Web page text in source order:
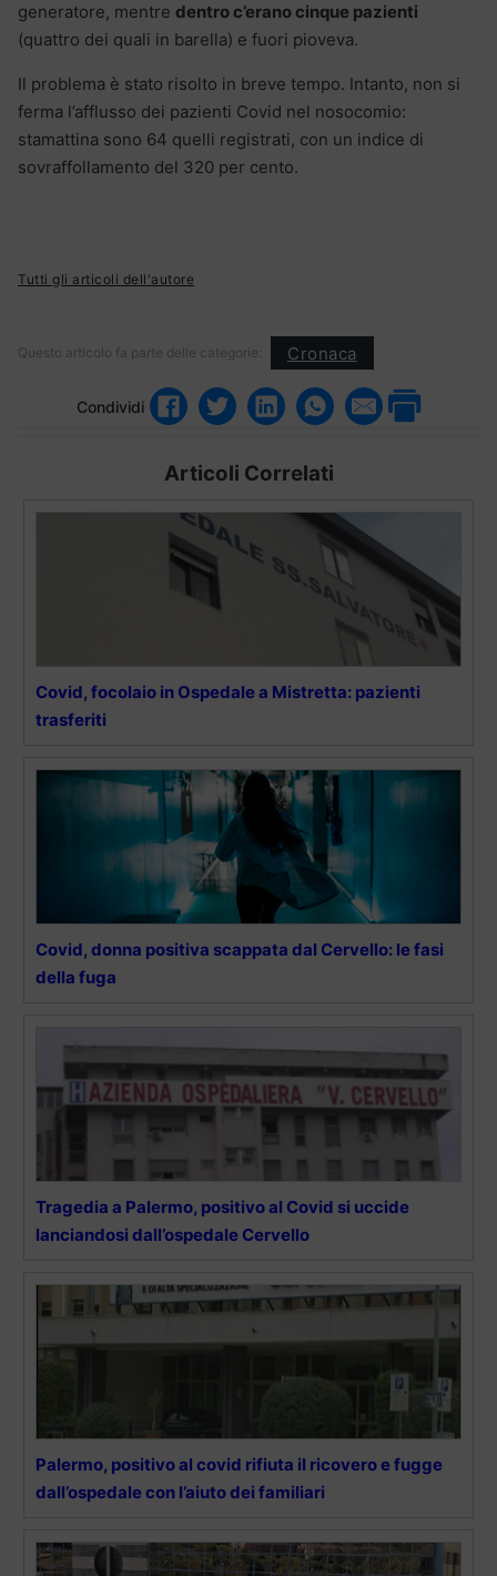
generatore, mentre dentro c’erano cinque pazienti
(quattro dei quali in barella) e fuori pioveva.
Il problema è stato risolto in breve tempo. Intanto, non si
ferma l’afflusso dei pazienti Covid nel nosocomio:
stamattina sono 64 quelli registrati, con un indice di
sovraffollamento del 320 per cento.
Tutti gli articoli dell'autore
Questo articolo fa parte delle categorie: Cronaca
Condividi
Articoli Correlati
Covid, focolaio in Ospedale a Mistretta: pazienti
trasferiti
Covid, donna positiva scappata dal Cervello: le fasi
della fuga
Tragedia a Palermo, positivo al Covid si uccide
lanciandosi dall’ospedale Cervello
Palermo, positivo al covid rifiuta il ricovero e fugge
dall’ospedale con l’aiuto dei familiari